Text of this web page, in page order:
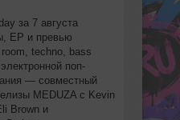
за 7 августа
EP и превью
techno, bass
поп-
— совместный
MEDUZA с Kevin
Brown и